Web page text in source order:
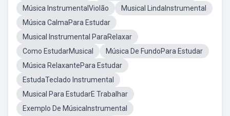
Música InstrumentalViolão
Musical LindaInstrumental
Música CalmaPara Estudar
Musical Instrumental ParaRelaxar
Como EstudarMusical
Música De FundoPara Estudar
Música RelaxantePara Estudar
EstudaTeclado Instrumental
Musical Para EstudarE Trabalhar
Exemplo De MúsicaInstrumental